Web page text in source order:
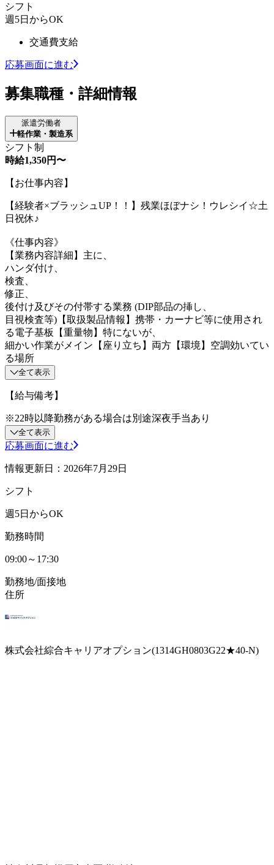
シフト
週5日からOK
交通費支給
応募画面に進む
募集職種・詳細情報
派遣労働者
軽作業・製造系
シフト制
時給1,350円〜
【お仕事内容】
【経験者×ブラッシュUP！！】残業ほぼナシ！ウレシイ☆土
日祝休♪
《仕事内容》
【業務内容詳細】主に、
ハンダ付け、
検査、
修正、
後付け及びその付帯する業務 (DIP部品の挿し、
目視検査等)【取扱製品情報】携帯・カーナビ等に使用され
る電子基板【重量物】特にないが、
細かい作業がメイン【座り立ち】両方【環境】空調効いてい
る場所
全て表示
【給与備考】
※22時以降勤務がある場合は別途深夜手当あり
全て表示
応募画面に進む
情報更新日：2026年7月29日
シフト
週5日からOK
勤務時間
09:00～17:30
勤務地/面接地
住所
株式会社綜合キャリアオプション(1314GH0803G22★40-N)